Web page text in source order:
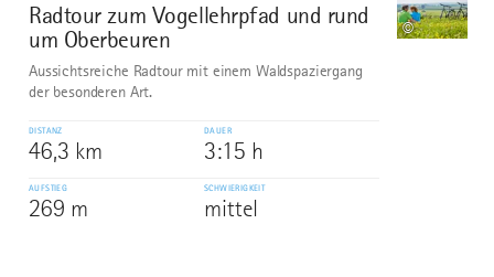
10
Radtour zum Vogellehrpfad und rund
um Oberbeuren
©
Aussichtsreiche Radtour mit einem Waldspaziergang
der besonderen Art.
DISTANZ
46,3 km
DAUER
3:15 h
AUFSTIEG
269 m
SCHWIERIGKEIT
mittel